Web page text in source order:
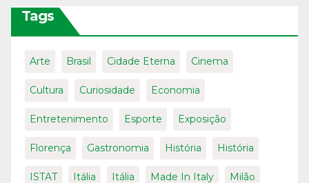
Tags
Arte Brasil Cidade Eterna Cinema
Cultura Curiosidade Economia
Entretenimento Esporte Exposição
Florença Gastronomia História História
ISTAT Itália Itália Made In Italy Milão